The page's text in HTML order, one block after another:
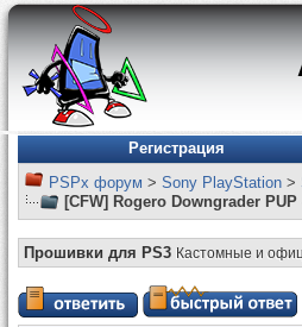
Регистрация
PSPx форум > Sony PlayStation >
[CFW] Rogero Downgrader
Прошивки для PS3 Кастомные и